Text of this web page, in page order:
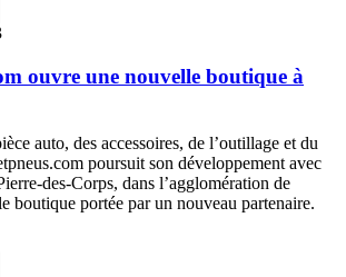
ouvre une nouvelle boutique à
auto, des accessoires, de l’outillage et du
poursuit son développement avec
des-Corps, dans l’agglomération de
boutique portée par un nouveau partenaire.